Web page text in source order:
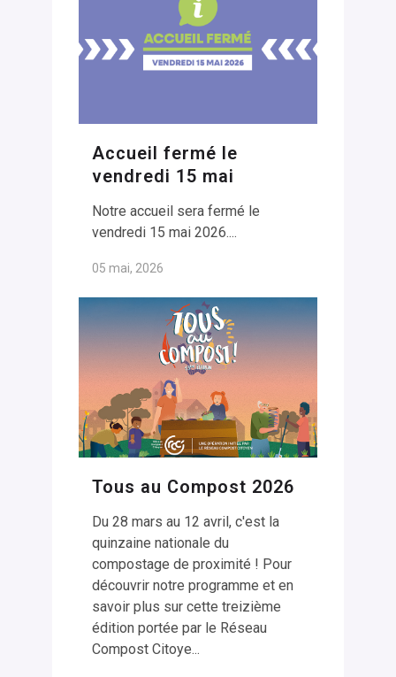
Accueil fermé le
vendredi 15 mai
Notre accueil sera fermé le
vendredi 15 mai 2026....
05 mai, 2026
Tous au Compost 2026
Du 28 mars au 12 avril, c'est la
quinzaine nationale du
compostage de proximité ! Pour
découvrir notre programme et en
savoir plus sur cette treizième
édition portée par le Réseau
Compost Citoye...